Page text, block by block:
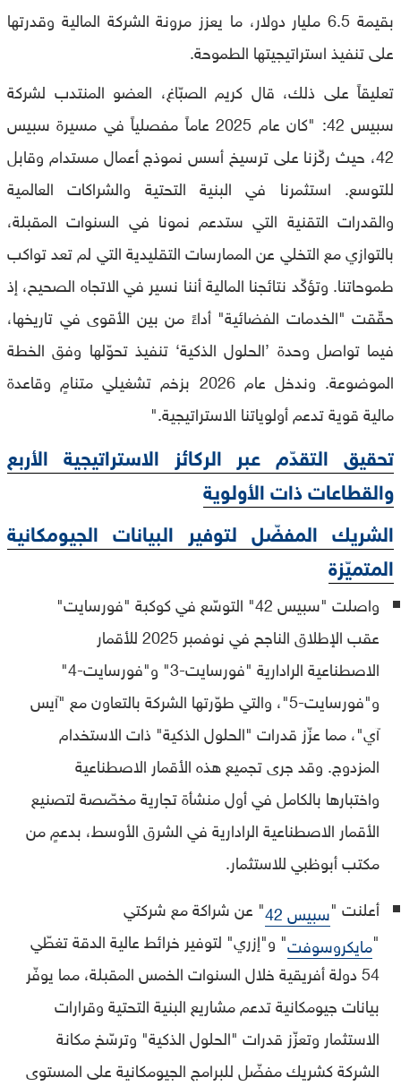
بقيمة 6.5 مليار دولار، ما يعزز مرونة الشركة المالية وقدرتها
على تنفيذ استراتيجيتها الطموحة.
تعليقاً على ذلك، قال كريم الصبّاغ، العضو المنتدب لشركة
سبيس 42: "كان عام 2025 عاماً مفصلياً في مسيرة سبيس
42، حيث ركّزنا على ترسيخ أسس نموذج أعمال مستدام وقابل
للتوسع. استثمرنا في البنية التحتية والشراكات العالمية
والقدرات التقنية التي ستدعم نمونا في السنوات المقبلة،
بالتوازي مع التخلي عن الممارسات التقليدية التي لم تعد تواكب
طموحاتنا. وتؤكّد نتائجنا المالية أننا نسير في الاتجاه الصحيح، إذ
حقّقت "الخدمات الفضائية" أداءً من بين الأقوى في تاريخها،
فيما تواصل وحدة ’الحلول الذكية‘ تنفيذ تحوّلها وفق الخطة
الموضوعة. وندخل عام 2026 بزخم تشغيلي متنامٍ وقاعدة
مالية قوية تدعم أولوياتنا الاستراتيجية."
تحقيق التقدّم عبر الركائز الاستراتيجية الأربع
والقطاعات ذات الأولوية
الشريك المفضّل لتوفير البيانات الجيومكانية
المتميّزة
واصلت "سبيس 42" التوسّع في كوكبة "فورسايت"
عقب الإطلاق الناجح في نوفمبر 2025 للأقمار
الاصطناعية الرادارية "فورسايت-3" و"فورسايت-4"
و"فورسايت-5"، والتي طوّرتها الشركة بالتعاون مع "آيس
آي"، مما عزّز قدرات "الحلول الذكية" ذات الاستخدام
المزدوج. وقد جرى تجميع هذه الأقمار الاصطناعية
واختبارها بالكامل في أول منشأة تجارية مخصّصة لتصنيع
الأقمار الاصطناعية الرادارية في الشرق الأوسط، بدعمٍ من
مكتب أبوظبي للاستثمار.
أعلنت "سبيس 42
" عن شراكة مع شركتي
"مايكروسوفت" و"إزري" لتوفير خرائط عالية الدقة تغطّي
54 دولة أفريقية خلال السنوات الخمس المقبلة، مما يوفّر
بيانات جيومكانية تدعم مشاريع البنية التحتية وقرارات
الاستثمار وتعزّز قدرات "الحلول الذكية" وترسّخ مكانة
الشركة كشريك مفضّل للبرامج الجيومكانية على المستوى